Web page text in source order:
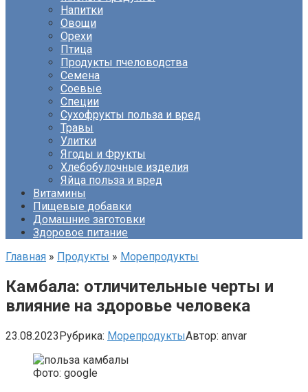
Напитки
Овощи
Орехи
Птица
Продукты пчеловодства
Семена
Соевые
Специи
Сухофрукты польза и вред
Травы
Улитки
Ягоды и Фрукты
Хлебобулочные изделия
Яйца польза и вред
Витамины
Пищевые добавки
Домашние заготовки
Здоровое питание
Главная » Продукты » Морепродукты
Камбала: отличительные черты и
влияние на здоровье человека
23.08.2023Рубрика: МорепродуктыАвтор: anvar
Фото: google